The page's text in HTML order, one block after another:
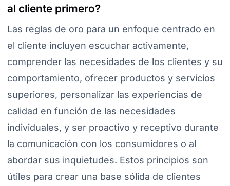
al cliente primero?
Las reglas de oro para un enfoque centrado en
el cliente incluyen escuchar activamente,
comprender las necesidades de los clientes y su
comportamiento, ofrecer productos y servicios
superiores, personalizar las experiencias de
calidad en función de las necesidades
individuales, y ser proactivo y receptivo durante
la comunicación con los consumidores o al
abordar sus inquietudes. Estos principios son
útiles para crear una base sólida de clientes